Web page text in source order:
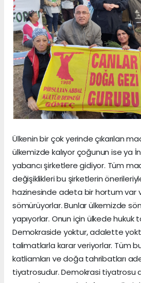
Ülkenin bir çok yerinde çıkarılan
ülkemizde kalıyor çoğunun ise ya
yabancı şirketlere gidiyor. Tüm
değişiklikleri bu şirketlerin
hazinesinde adeta bir hortum var
sömürüyorlar. Bunlar ülkemizde
yapıyorlar. Onun için ülkede hukuk
Demokraside yoktur, adalette
talimatlarla karar veriyorlar. Tüm
katliamları ve doğa tahribatları
tiyatrosudur. Demokrasi tiyatrosu